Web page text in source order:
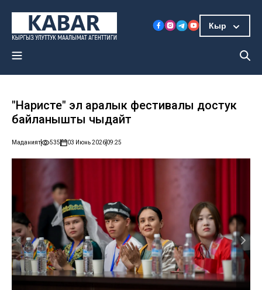
Кыр
"Наристе" эл аралык фестивалы достук
байланышты чыңдайт
Маданият 535 03 Июнь 202609:25